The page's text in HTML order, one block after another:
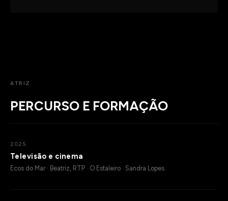
ATRIZ
PERCURSO E FORMAÇÃO
2025
Televisão e cinema
Ecos do Mar · Beatriz, RTP · O Estaleiro · Sandra Lopes